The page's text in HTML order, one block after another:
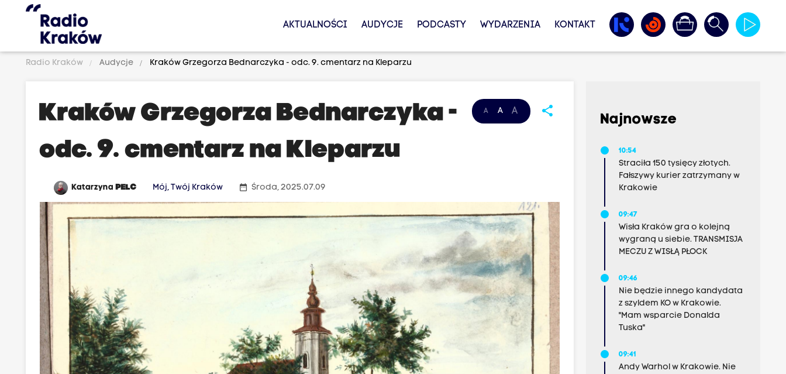
AKTUALNOŚCI AUDYCJE PODCASTY WYDARZENIA KONTAKT
Radio Kraków Audycje Kraków Grzegorza Bednarczyka - odc. 9. cmentarz na Kleparzu
A A A share
Kraków Grzegorza Bednarczyka -
odc. 9. cmentarz na Kleparzu
KatarzynaPELC Mój, Twój Kraków date_range Środa, 2025.07.09
Najnowsze
10:54
Straciła 150 tysięcy złotych.
Fałszywy kurier zatrzymany w
Krakowie
09:47
Wisła Kraków gra o kolejną
wygraną u siebie. TRANSMISJA
MECZU Z WISŁĄ PŁOCK
09:46
Nie będzie innego kandydata
z szyldem KO w Krakowie.
"Mam wsparcie Donalda
Tuska"
09:41
Andy Warhol w Krakowie. Nie